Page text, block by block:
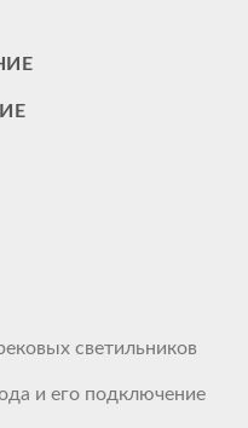
светильников
и его подключение